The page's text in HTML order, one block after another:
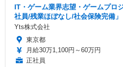
IT・ゲーム業界志望・ゲームプロ
社員/残業ほぼなし/社会保険完備
Yts株式会社
東京都
月給30万1,100円～60万円
正社員